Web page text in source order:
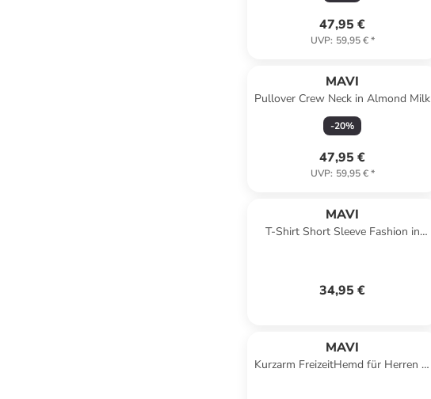
47,95 €
UVP: 59,95 €*
MAVI
Pullover Crew Neck in Almond Milk
-20%
47,95 €
UVP: 59,95 €*
MAVI
T-Shirt Short Sleeve Fashion in
34,95 €
MAVI
Kurzarm FreizeitHemd für Herren in